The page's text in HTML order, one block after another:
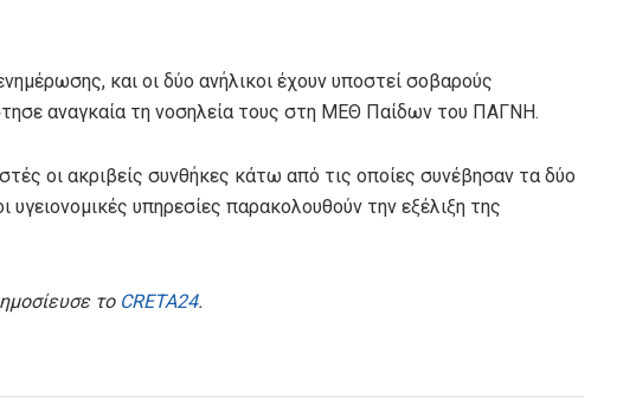
και οι δύο ανήλικοι έχουν υποστεί σοβαρούς
αναγκαία τη νοσηλεία τους στη ΜΕΘ Παίδων του ΠΑΓΝΗ.
οι ακριβείς συνθήκες κάτω από τις οποίες συνέβησαν τα δύο
υγειονομικές υπηρεσίες παρακολουθούν την εξέλιξη της
το CRETA24.